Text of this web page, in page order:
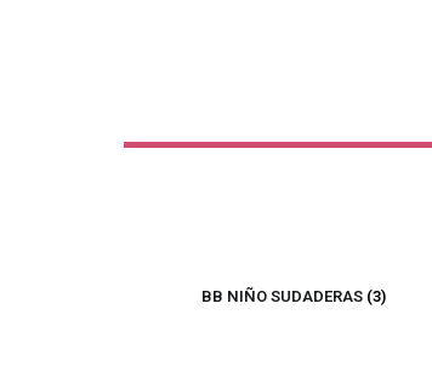
BB NIÑO SUDADERAS (3)